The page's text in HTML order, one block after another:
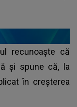
recunoaște că
și spune că, la
în creșterea